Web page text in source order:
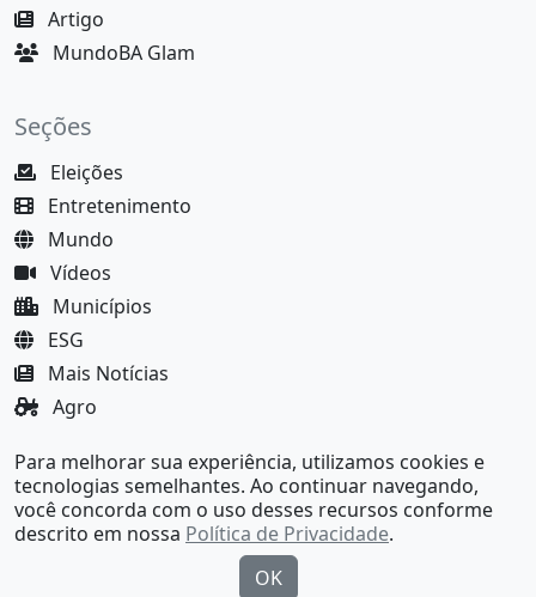
Artigo
MundoBA Glam
Seções
Eleições
Entretenimento
Mundo
Vídeos
Municípios
ESG
Mais Notícias
Agro
MundoBA Black
Para melhorar sua experiência, utilizamos cookies e
tecnologias semelhantes. Ao continuar navegando,
você concorda com o uso desses recursos conforme
descrito em nossa Política de Privacidade.
OK